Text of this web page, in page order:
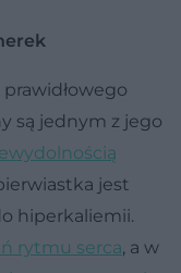
są jednym z jego
jest
hiperkaliemii.
rytmu serca, a w